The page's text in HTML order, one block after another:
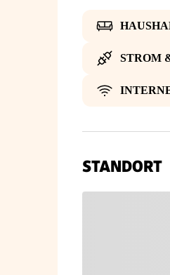
STROM
STANDORT